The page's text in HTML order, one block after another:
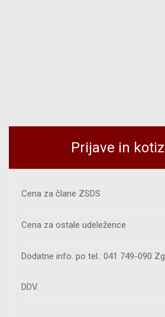
Prijave in
Cena za člane ZSDS
Cena za ostale udeležence
Dodatne info. po tel.: 041 749-090
DDV.